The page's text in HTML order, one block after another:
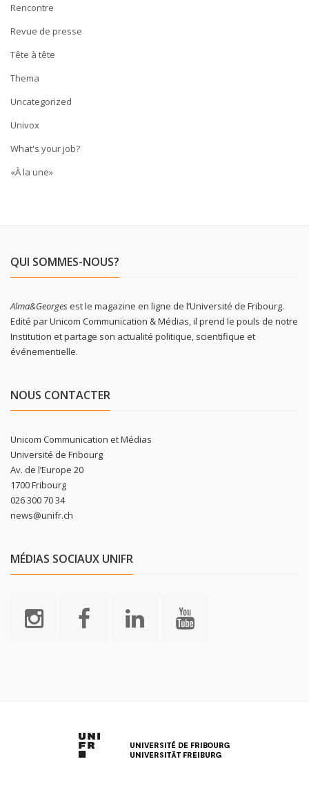
Rencontre
Revue de presse
Tête à tête
Thema
Uncategorized
Univox
What's your job?
«À la une»
QUI SOMMES-NOUS?
Alma&Georgesest le magazine en ligne de l’Université de Fribourg.
Edité par Unicom Communication & Médias, il prend le pouls de notre
Institution et partage son actualité politique, scientifique et
événementielle.
NOUS CONTACTER
Unicom Communication et Médias
Université de Fribourg
Av. de l’Europe 20
1700 Fribourg
026 300 70 34
news@unifr.ch
MÉDIAS SOCIAUX UNIFR